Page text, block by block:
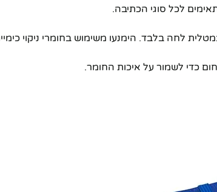
לכל סוגי הכתיבה.
לחה בלבד. הימנעו משימוש בחומרי ניקוי
כדי לשמור על איכות החומר.